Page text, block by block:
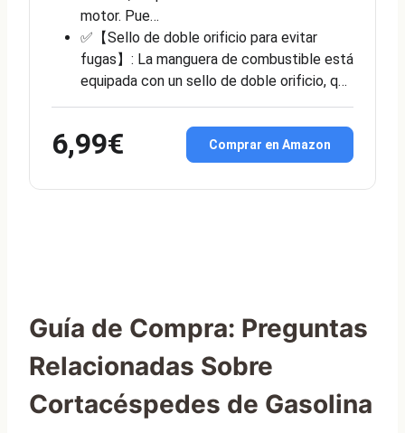
motor. Pue…
✅【Sello de doble orificio para evitar
fugas】: La manguera de combustible está
equipada con un sello de doble orificio, q…
6,99€ Comprar en Amazon
Guía de Compra: Preguntas
Relacionadas Sobre
Cortacéspedes de Gasolina